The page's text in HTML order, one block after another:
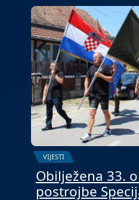
VIJESTI
Obilježena 33.
postrojbe